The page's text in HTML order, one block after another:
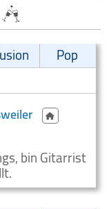
Pop
bin Gitarrist